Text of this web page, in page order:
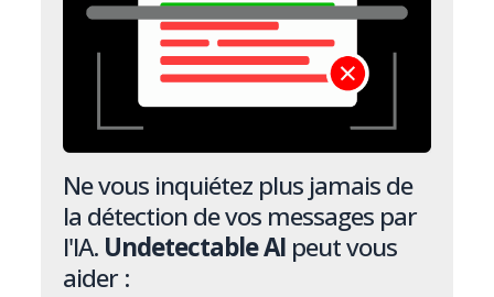
Ne vous inquiétez plus jamais de
la détection de vos messages par
l'IA. Undetectable AI peut vous
aider :